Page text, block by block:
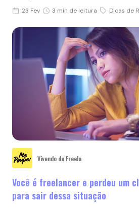
23 Fev 3 min de leitura Dicas de
Vivendo de Freela
Você é freelancer e perdeu um
para sair dessa situação